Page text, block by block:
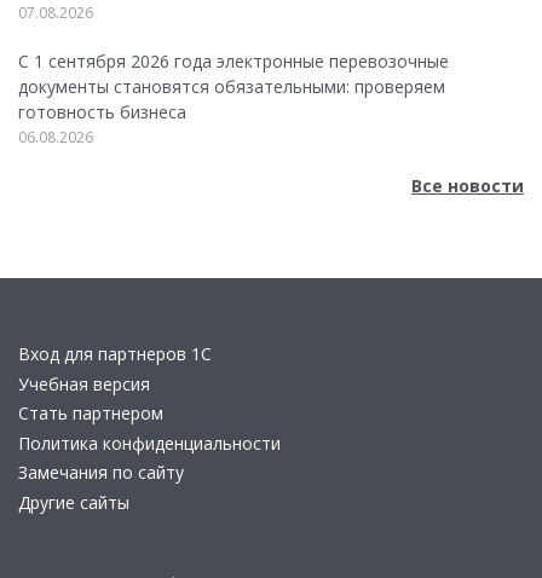
07.08.2026
С 1 сентября 2026 года электронные перевозочные
документы становятся обязательными: проверяем
готовность бизнеса
06.08.2026
Все новости
Вход для партнеров 1С
Учебная версия
Стать партнером
Политика конфиденциальности
Замечания по сайту
Другие сайты